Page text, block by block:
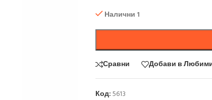
Налични 1
Сравни Добави в
Код:5613